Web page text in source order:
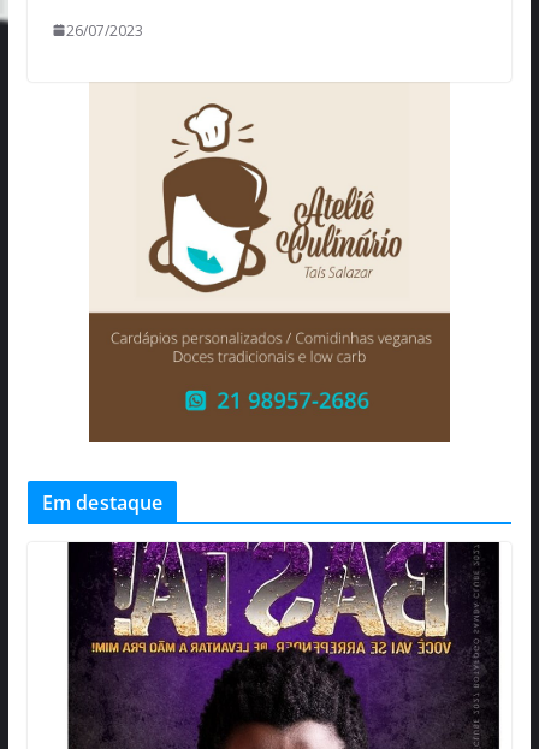
26/07/2023
Em destaque